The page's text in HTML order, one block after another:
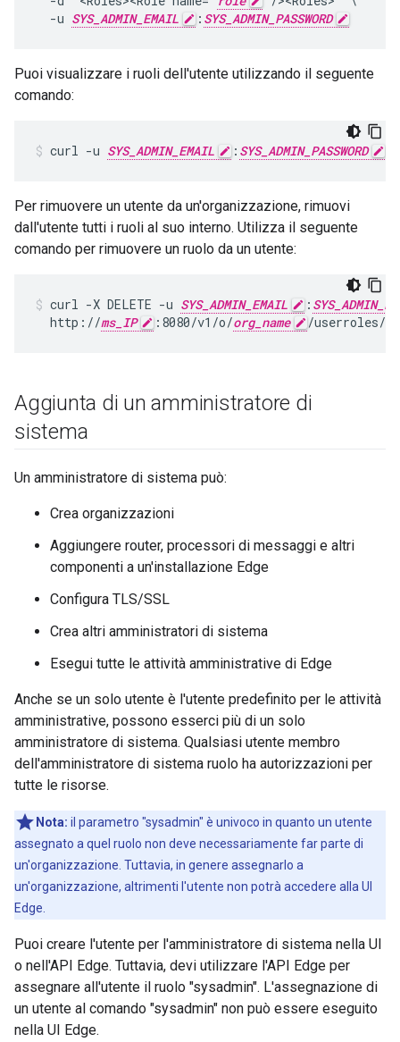
  -u
SYS_ADMIN_EMAIL : SYS_ADMIN_PASSWORD
Puoi visualizzare i ruoli dell'utente utilizzando il seguente
comando:
curl -u SYS_ADMIN_EMAIL : SYS_ADMIN_PASSWORD
Per rimuovere un utente da un'organizzazione, rimuovi
dall'utente tutti i ruoli al suo interno. Utilizza il seguente
comando per rimuovere un ruolo da un utente:
curl -X DELETE -u SYS_ADMIN_EMAIL :
  http://
ms_IP :8080/v1/o/org_name /userroles/
Aggiunta di un amministratore di
sistema
Un amministratore di sistema può:
Crea organizzazioni
Aggiungere router, processori di messaggi e altri
componenti a un'installazione Edge
Configura TLS/SSL
Crea altri amministratori di sistema
Esegui tutte le attività amministrative di Edge
Anche se un solo utente è l'utente predefinito per le attività
amministrative, possono esserci più di un solo
amministratore di sistema. Qualsiasi utente membro
dell'amministratore di sistema ruolo ha autorizzazioni per
tutte le risorse.
Nota: il parametro "sysadmin" è univoco in quanto un utente
assegnato a quel ruolo non deve necessariamente far parte di
un'organizzazione. Tuttavia, in genere assegnarlo a
un'organizzazione, altrimenti l'utente non potrà accedere alla UI
Edge.
Puoi creare l'utente per l'amministratore di sistema nella UI
o nell'API Edge. Tuttavia, devi utilizzare l'API Edge per
assegnare all'utente il ruolo "sysadmin". L'assegnazione di
un utente al comando "sysadmin" non può essere eseguito
nella UI Edge.